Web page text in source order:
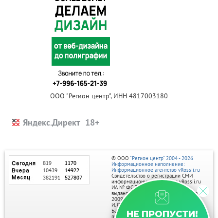
ООО "Регион центр", ИНН 4817003180
Яндекс.Директ
НЕ ПРОПУСТИ!
© ООО "Регион центр" 2004 - 2026
Информационное наполнение:
Информационное агентство vRossii.ru
Свидетельство о регистрации СМИ
информационного агентства vRossii.ru
ИА № ФС 77‑35502
выдано РОСКОМНАДЗОРом 04 марта
2009г.
И. О. Главного редактора Нарыков А. Н.
Баннеры на портале размещаются на
правах рекламы.